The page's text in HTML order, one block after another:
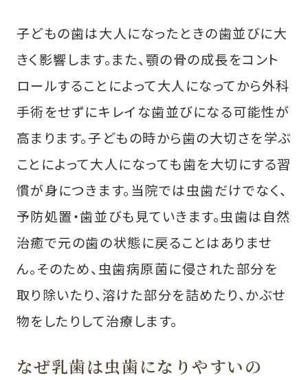
子どもの歯は大人になったときの歯並びに大
きく影響します。また、顎の骨の成長をコント
ロールすることによって大人になってから外科
手術をせずにキレイな歯並びになる可能性が
高まります。子どもの時から歯の大切さを学ぶ
ことによって大人になっても歯を大切にする習
慣が身につきます。当院では虫歯だけでなく、
予防処置・歯並びも見ていきます。虫歯は自然
治癒で元の歯の状態に戻ることはありませ
ん。そのため、虫歯病原菌に侵された部分を
取り除いたり、溶けた部分を詰めたり、かぶせ
物をしたりして治療します。
なぜ乳歯は虫歯になりやすいの